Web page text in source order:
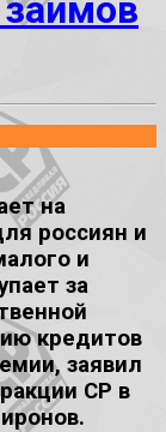
на
россиян и
и
за
кредитов
заявил
СР в